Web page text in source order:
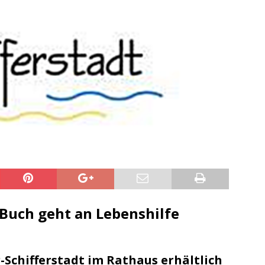
Polizei
BLAULICHTMELDUNGEN
BLAULICHTMELDUNGEN
– Militärischer Übungsplatz Dudenhofen / Speyer
spendet 10.000.- € an „Kinder unterm Regenbogen“
geht an Lebenshilfe
Schifferstadt im Rathaus erhältlich